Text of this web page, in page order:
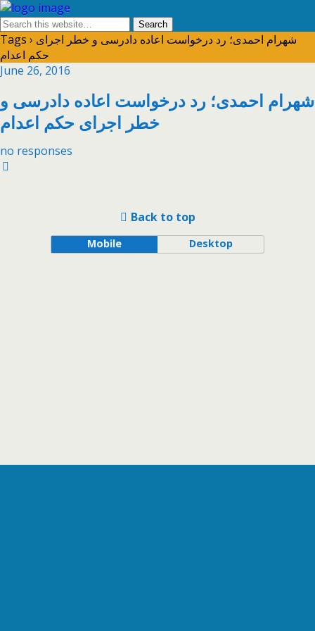
Tags › شهرام احمدی؛ رد درخواست اعاده دادرسی و خطر اجرای
حکم اعدام
June 26, 2016
شهرام احمدی؛ رد درخواست اعاده دادرسی و
خطر اجرای حکم اعدام
no responses
Back to top
Mobile Desktop